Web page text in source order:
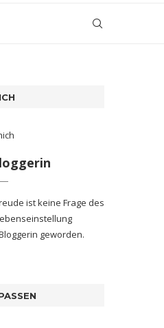
ist keine Frage des
geworden.